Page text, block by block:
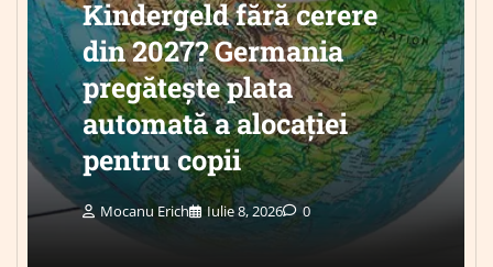
Kindergeld fără cerere
din 2027? Germania
pregătește plata
automată a alocației
pentru copii
Mocanu Erich Iulie 8, 2026 0